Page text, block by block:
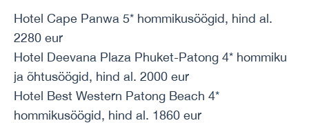
Hotel Cape Panwa 5* hommikusöögid, hind al.
2280 eur
Hotel Deevana Plaza Phuket-Patong 4* hommiku
ja õhtusöögid, hind al. 2000 eur
Hotel Best Western Patong Beach 4*
hommikusöögid, hind al. 1860 eur